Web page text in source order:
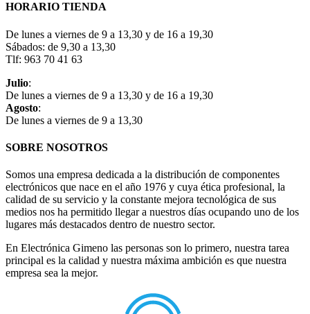
HORARIO TIENDA
De lunes a viernes de 9 a 13,30 y de 16 a 19,30
Sábados: de 9,30 a 13,30
Tlf: 963 70 41 63
Julio:
De lunes a viernes de 9 a 13,30 y de 16 a 19,30
Agosto:
De lunes a viernes de 9 a 13,30
SOBRE NOSOTROS
Somos una empresa dedicada a la distribución de componentes
electrónicos que nace en el año 1976 y cuya ética profesional, la
calidad de su servicio y la constante mejora tecnológica de sus
medios nos ha permitido llegar a nuestros días ocupando uno de los
lugares más destacados dentro de nuestro sector.
En Electrónica Gimeno las personas son lo primero, nuestra tarea
principal es la calidad y nuestra máxima ambición es que nuestra
empresa sea la mejor.